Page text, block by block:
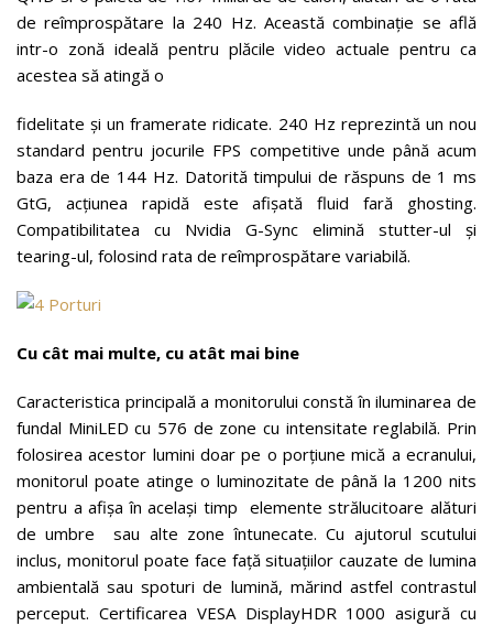
de reîmprospătare la 240 Hz. Această combinație se află
intr-o zonă ideală pentru plăcile video actuale pentru ca
acestea să atingă o
fidelitate și un framerate ridicate. 240 Hz reprezintă un nou
standard pentru jocurile FPS competitive unde până acum
baza era de 144 Hz. Datorită timpului de răspuns de 1 ms
GtG, acțiunea rapidă este afișată fluid fară ghosting.
Compatibilitatea cu Nvidia G-Sync elimină stutter-ul și
tearing-ul, folosind rata de reîmprospătare variabilă.
Cu cât mai multe, cu atât mai bine
Caracteristica principală a monitorului constă în iluminarea de
fundal MiniLED cu 576 de zone cu intensitate reglabilă. Prin
folosirea acestor lumini doar pe o porțiune mică a ecranului,
monitorul poate atinge o luminozitate de până la 1200 nits
pentru a afișa în același timp elemente strălucitoare alături
de umbre sau alte zone întunecate. Cu ajutorul scutului
inclus, monitorul poate face față situațiilor cauzate de lumina
ambientală sau spoturi de lumină, mărind astfel contrastul
perceput. Certificarea VESA DisplayHDR 1000 asigură cu